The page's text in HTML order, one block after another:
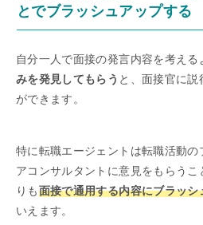
とでブラッシュアップする
自分一人で面接の発言内容を考える
みを発見してもらう と、面接官に説
ができます。
特に転職エージェントは転職活動の
アコンサルタントに意見をもらうこ
りも面接で通用する内容にブラッ
いえます。